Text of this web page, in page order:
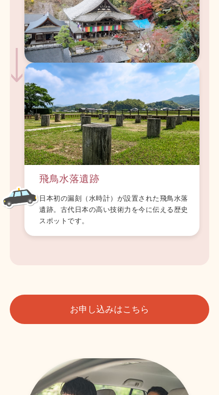
飛鳥水落遺跡
日本初の漏刻（水時計）が設置された飛鳥水落
遺跡。古代日本の高い技術力を今に伝える歴史
スポットです。
お申し込みはこちら